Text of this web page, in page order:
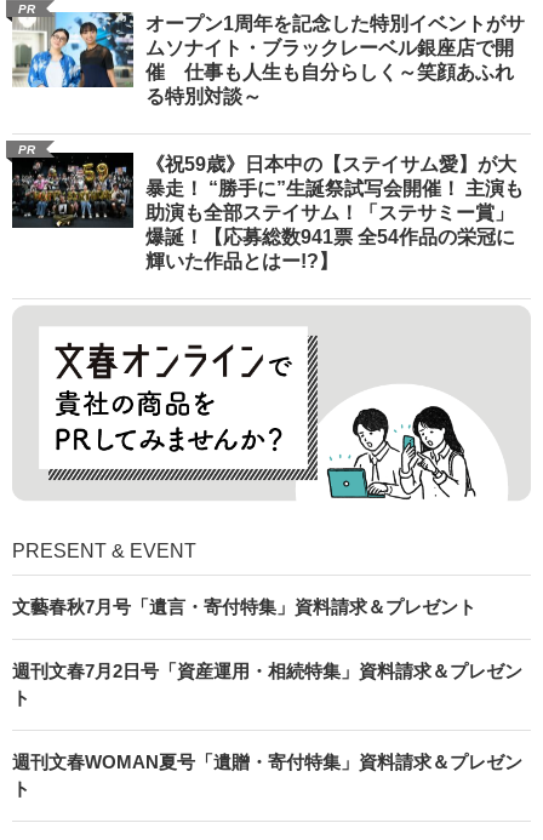
PR
オープン1周年を記念した特別イベントがサ
ムソナイト・ブラックレーベル銀座店で開
催 仕事も人生も自分らしく～笑顔あふれ
る特別対談～
PR
《祝59歳》日本中の【ステイサム愛】が大
暴走！ “勝手に”生誕祭試写会開催！ 主演も
助演も全部ステイサム！「ステサミー賞」
爆誕！【応募総数941票 全54作品の栄冠に
輝いた作品とはー!?】
PRESENT & EVENT
文藝春秋7月号「遺言・寄付特集」資料請求＆プレゼント
週刊文春7月2日号「資産運用・相続特集」資料請求＆プレゼン
ト
週刊文春WOMAN夏号「遺贈・寄付特集」資料請求＆プレゼン
ト